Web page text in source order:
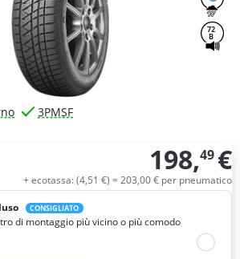
72
B
3PMSF
198,49 €
+ ecotassa: (4,51 €) = 203,00€ per pneumatico
CONSIGLIATO
di montaggio più vicino o più comodo